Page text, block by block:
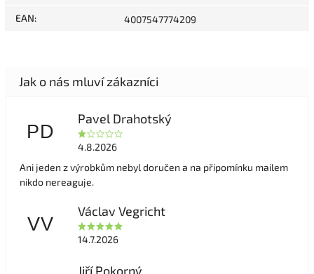
EAN: 4007547774209
PD
Pavel Drahotský
4.8.2026
Ani jeden z výrobkům nebyl doručen a na připomínku mailem
nikdo nereaguje.
VV
Václav Vegricht
14.7.2026
Jiří Pokorný